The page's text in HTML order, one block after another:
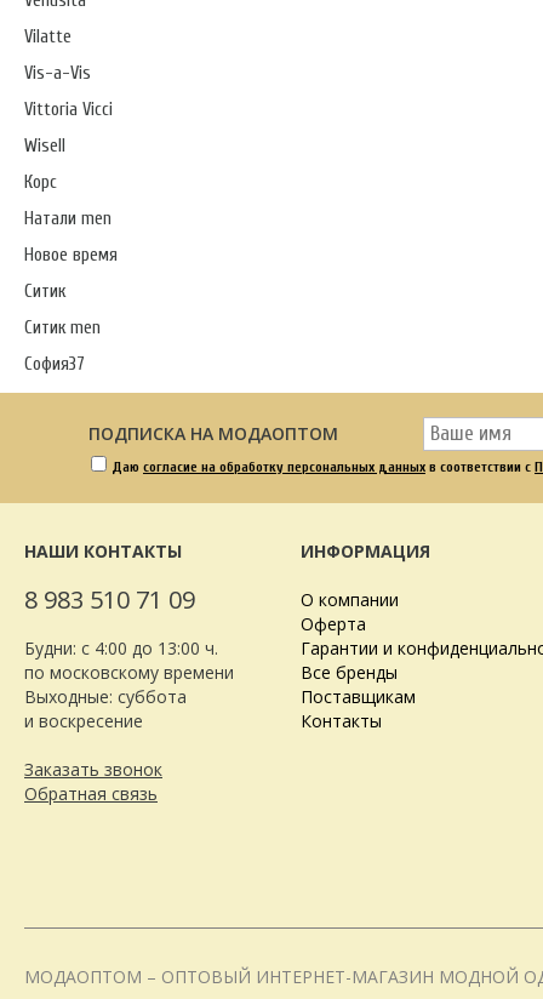
Vilatte
Vis-a-Vis
Vittoria Vicci
Wisell
Корс
Натали men
Новое время
Ситик
Ситик men
София37
ПОДПИСКА НА МОДАОПТОМ
Даю согласие на обработку персональных данных в соответствии с
НАШИ КОНТАКТЫ
8 983 510 71 09
Будни: с 4:00 до 13:00 ч.
по московскому времени
Выходные: суббота
и воскресение
Заказать звонок
Обратная связь
ИНФОРМАЦИЯ
О компании
Оферта
Гарантии и
Все бренды
Поставщикам
Контакты
МОДАОПТОМ – ОПТОВЫЙ ИНТЕРНЕТ-МАГАЗИН МОДНОЙ